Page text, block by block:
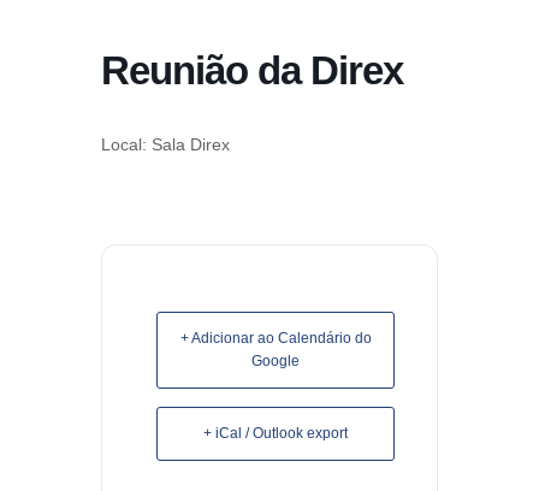
Reunião da Direx
Local: Sala Direx
+ Adicionar ao Calendário do
Google
+ iCal / Outlook export